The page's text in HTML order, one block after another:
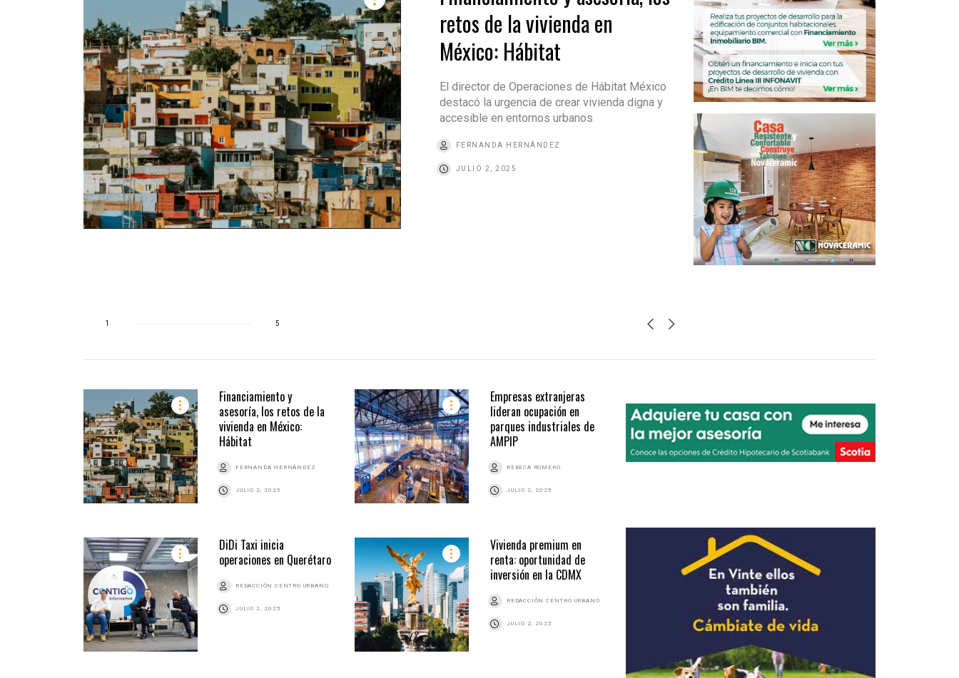
retos de la vivienda en
México: Hábitat
El director de Operaciones de Hábitat México
destacó la urgencia de crear vivienda digna y
accesible en entornos urbanos
FERNANDA HERNÁNDEZ
JULIO 2, 2025
1 5
Financiamiento y
asesoría, los retos de la
vivienda en México:
Hábitat
FERNANDA HERNÁNDEZ
JULIO 2, 2025
Empresas extranjeras
lideran ocupación en
parques industriales de
AMPIP
REBECA ROMERO
JULIO 2, 2025
DiDi Taxi inicia
operaciones en Querétaro
REDACCIÓN CENTRO URBANO
JULIO 2, 2025
Vivienda premium en
renta: oportunidad de
inversión en la CDMX
REDACCIÓN CENTRO URBANO
JULIO 2, 2025